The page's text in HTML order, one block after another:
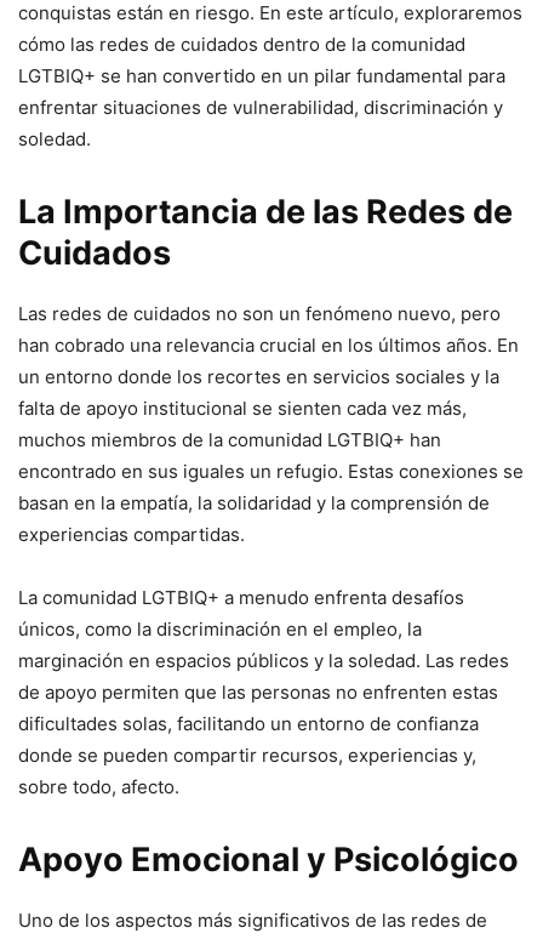
conquistas están en riesgo. En este artículo, exploraremos
cómo las redes de cuidados dentro de la comunidad
LGTBIQ+ se han convertido en un pilar fundamental para
enfrentar situaciones de vulnerabilidad, discriminación y
soledad.
La Importancia de las Redes de
Cuidados
Las redes de cuidados no son un fenómeno nuevo, pero
han cobrado una relevancia crucial en los últimos años. En
un entorno donde los recortes en servicios sociales y la
falta de apoyo institucional se sienten cada vez más,
muchos miembros de la comunidad LGTBIQ+ han
encontrado en sus iguales un refugio. Estas conexiones se
basan en la empatía, la solidaridad y la comprensión de
experiencias compartidas.
La comunidad LGTBIQ+ a menudo enfrenta desafíos
únicos, como la discriminación en el empleo, la
marginación en espacios públicos y la soledad. Las redes
de apoyo permiten que las personas no enfrenten estas
dificultades solas, facilitando un entorno de confianza
donde se pueden compartir recursos, experiencias y,
sobre todo, afecto.
Apoyo Emocional y Psicológico
Uno de los aspectos más significativos de las redes de